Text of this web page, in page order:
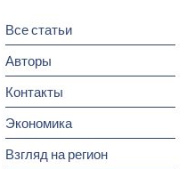
Все статьи
Авторы
Контакты
Экономика
Взгляд на регион